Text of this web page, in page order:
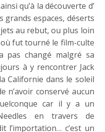
qu’à la découverte d’
grands espaces, déserts
au rebut, ou plus loin
fut tourné le film-culte
pas changé malgré sa
à y rencontrer Jack
Californie dans le soleil
n’avoir conservé aucun
car il y a un
en travers de
l’importation… c’est un